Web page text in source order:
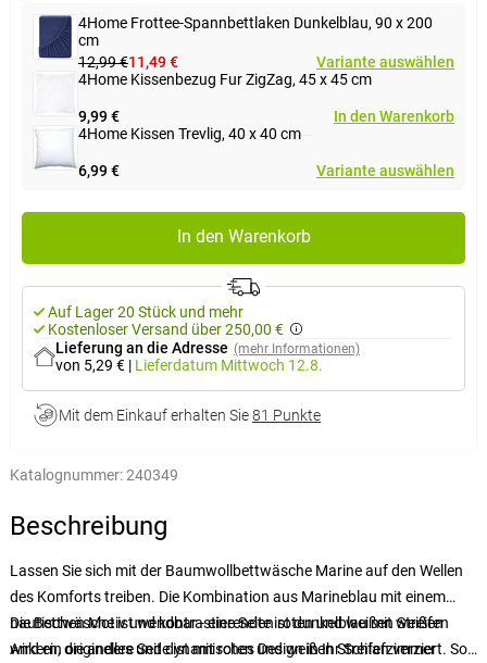
4Home Frottee-Spannbettlaken Dunkelblau, 90 x 200
cm
12,99 €11,49 €
Variante auswählen
4Home Kissenbezug Fur ZigZag, 45 x 45 cm
9,99 €
In den Warenkorb
4Home Kissen Trevlig, 40 x 40 cm
6,99 € Variante auswählen
In den Warenkorb
Auf Lager 20 Stück und mehr
Kostenloser Versand über 250,00 €
Lieferung an die Adresse (mehr Informationen)
von 5,29 € | Lieferdatum Mittwoch 12.8.
Mit dem Einkauf erhalten Sie81 Punkte
Katalognummer:240349
Beschreibung
Lassen Sie sich mit der Baumwollbettwäsche Marine auf den Wellen
des Komforts treiben. Die Kombination aus Marineblau mit einem
nautischen Motiv und kontrastierenden roten und weißen Streifen
wird ein originelles und dynamisches Design in Ihr Schlafzimmer
Die Bettwäsche ist wendbar - eine Seite ist dunkelblau mit weißen
Ankern, die andere Seite ist mit roten und weißen Streifen verziert. So